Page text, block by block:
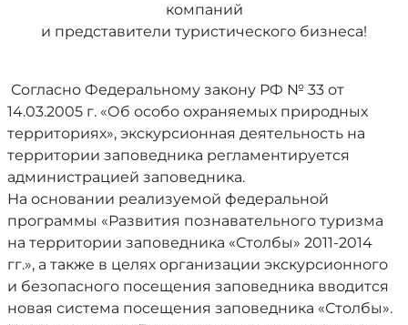
компаний
и представители туристического бизнеса!
Согласно Федеральному закону РФ № 33 от
14.03.2005 г. «Об особо охраняемых природных
территориях», экскурсионная деятельность на
территории заповедника регламентируется
администрацией заповедника.
На основании реализуемой федеральной
программы «Развития познавательного туризма
на территории заповедника «Столбы» 2011-2014
гг.», а также в целях организации экскурсионного
и безопасного посещения заповедника вводится
новая система посещения заповедника «Столбы».